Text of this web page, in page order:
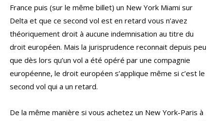
France puis (sur le même billet) un New York Miami sur
Delta et que ce second vol est en retard vous n’avez
théoriquement droit à aucune indemnisation au titre du
droit européen. Mais la jurisprudence reconnait depuis peu
que dès lors qu’un vol a été opéré par une compagnie
européenne, le droit européen s’applique même si c’est le
second vol qui a un retard.
De la même manière si vous achetez un New York-Paris à